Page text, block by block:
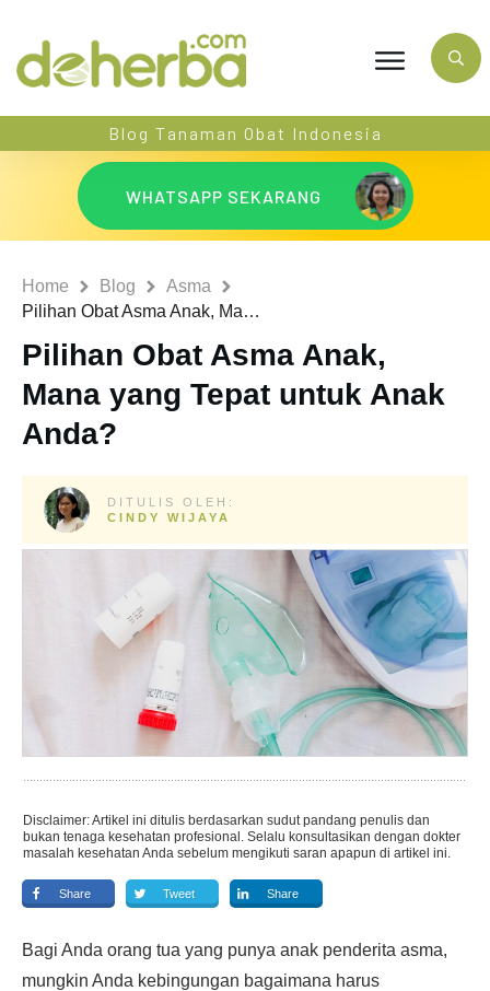
Blog Tanaman Obat Indonesia
WHATSAPP SEKARANG
Home Blog
Asma
Pilihan Obat Asma Anak, Mana yang Tepat untuk Anak Anda?
Pilihan Obat Asma Anak,
Mana yang Tepat untuk Anak
Anda?
DITULIS OLEH:
CINDY WIJAYA
Disclaimer: Artikel ini ditulis berdasarkan sudut pandang penulis dan
bukan tenaga kesehatan profesional. Selalu konsultasikan dengan dokter
masalah kesehatan Anda sebelum mengikuti saran apapun di artikel ini.
Share Tweet Share
Bagi Anda orang tua yang punya anak penderita asma,
mungkin Anda kebingungan bagaimana harus